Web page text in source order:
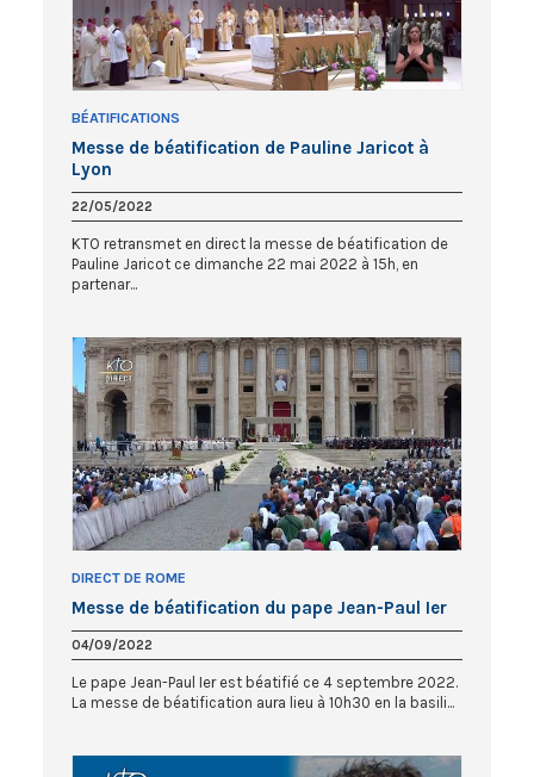
BÉATIFICATIONS
Messe de béatification de Pauline Jaricot à
Lyon
22/05/2022
KTO retransmet en direct la messe de béatification de
Pauline Jaricot ce dimanche 22 mai 2022 à 15h, en
partenar...
DIRECT DE ROME
Messe de béatification du pape Jean-Paul Ier
04/09/2022
Le pape Jean-Paul Ier est béatifié ce 4 septembre 2022.
La messe de béatification aura lieu à 10h30 en la basili...